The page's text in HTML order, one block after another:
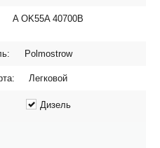
A OK55A 40700B
Polmostrow
Легковой
Дизель